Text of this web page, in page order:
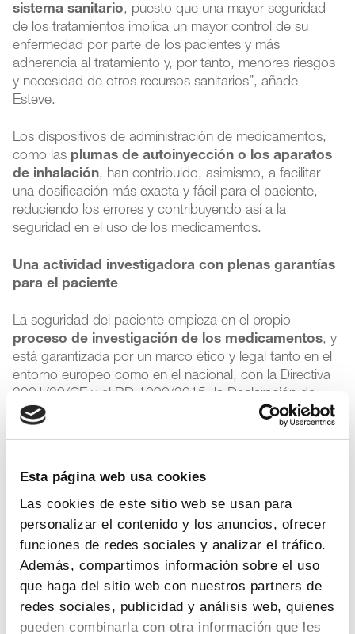
Esta página web usa cookies
Las cookies de este sitio web se usan para
personalizar el contenido y los anuncios, ofrecer
funciones de redes sociales y analizar el tráfico.
Además, compartimos información sobre el uso
que haga del sitio web con nuestros partners de
redes sociales, publicidad y análisis web, quienes
pueden combinarla con otra información que les
sistema sanitario, puesto que una mayor seguridad
de los tratamientos implica un mayor control de su
enfermedad por parte de los pacientes y más
adherencia al tratamiento y, por tanto, menores riesgos
y necesidad de otros recursos sanitarios”, añade
Esteve.
Los dispositivos de administración de medicamentos,
como las plumas de autoinyección o los aparatos
de inhalación, han contribuido, asimismo, a facilitar
una dosificación más exacta y fácil para el paciente,
reduciendo los errores y contribuyendo así a la
seguridad en el uso de los medicamentos.
Una actividad investigadora con plenas garantías
para el paciente
La seguridad del paciente empieza en el propio
proceso de investigación de los medicamentos, y
está garantizada por un marco ético y legal tanto en el
entorno europeo como en el nacional, con la Directiva
2001/20/CE y el RD 1090/2015, la Declaración de
Helsinki sobre investigación médica en seres humanos,
la Guía Internacional de Buena Práctica Clínica o la
Asimismo, el fomento de laparticipación del
paciente en todo el proceso de I+D de los
medicamentostambién está contribuyendo de
manera significativa a elevar los estándares de
seguridad. De hecho, Farmaindustria impulsaba el año
pasado, en colaboración con organizaciones de
pacientes y compañías farmacéuticas,una guía de